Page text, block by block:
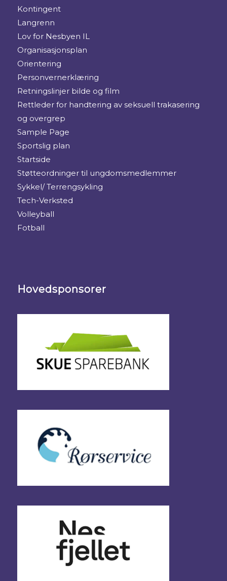
Kontingent
Langrenn
Lov for Nesbyen IL
Organisasjonsplan
Orientering
Personvernerklæring
Retningslinjer bilde og film
Rettleder for handtering av seksuell trakasering
og overgrep
Sample Page
Sportslig plan
Startside
Støtteordninger til ungdomsmedlemmer
Sykkel/ Terrengsykling
Tech-Verksted
Volleyball
Fotball
Hovedsponsorer